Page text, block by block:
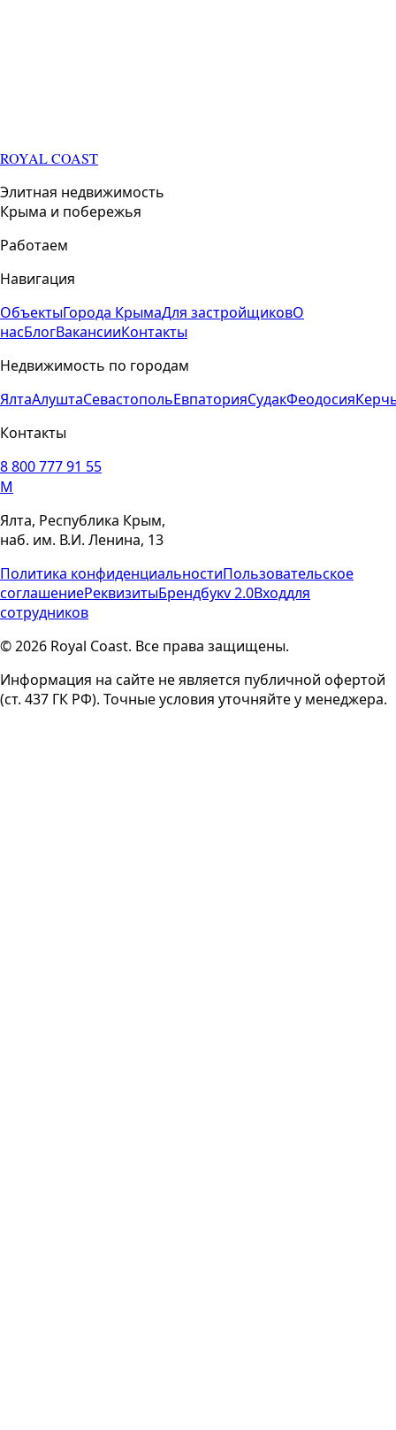
ROYAL COAST
Элитная недвижимость
Крыма и побережья
Работаем
Навигация
ОбъектыГорода КрымаДля застройщиковО
насБлогВакансииКонтакты
Недвижимость по городам
ЯлтаАлуштаСевастопольЕвпаторияСудакФеодосия
Контакты
8 800 777 91 55
M
Ялта, Республика Крым,
наб. им. В.И. Ленина, 13
Политика конфиденциальностиПользовательское
соглашениеРеквизитыБрендбукv 2.0Входдля
сотрудников
© 2026 Royal Coast. Все права защищены.
Информация на сайте не является публичной офертой
(ст. 437 ГК РФ). Точные условия уточняйте у менеджера.